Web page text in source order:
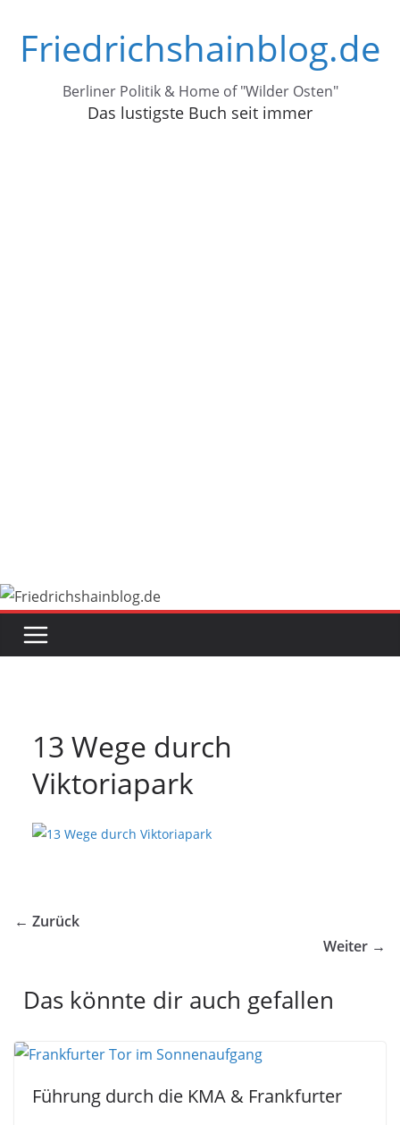
Inhalt
springen
Friedrichshainblog.de
Berliner Politik & Home of "Wilder Osten"
Das lustigste Buch seit immer
13 Wege durch
Viktoriapark
← Zurück
Weiter →
Das könnte dir auch gefallen
Führung durch die KMA & Frankfurter